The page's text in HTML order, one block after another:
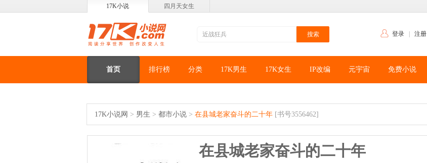
17K小说 四月天女生
登录 注册
首页 排行榜 分类 17K男生 17K女生 IP改编 元宇宙 免费小说
17K小说网 > 男生 > 都市小说 > 在县城老家奋斗的二十年 [书号3556462]
在县城老家奋斗的二十年